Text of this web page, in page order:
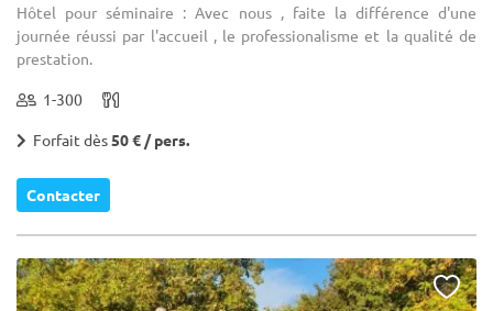
Hôtel pour séminaire : Avec nous , faite la différence d'une
journée réussi par l'accueil , le professionalisme et la qualité de
prestation.
1-300
Forfait dès50 € / pers.
Contacter